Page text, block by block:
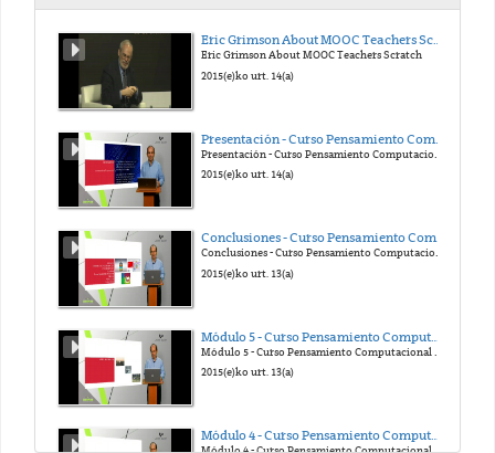
Eric Grimson About MOOC Teachers Scratch
Eric Grimson About MOOC Teachers Scratch
2015(e)ko urt. 14(a)
Presentación - Curso Pensamiento Computacional en la Escuela
2015(e)ko urt. 14(a)
Conclusiones - Curso Pensamiento Computacional en la Escuela
Conclusiones - Curso Pensamiento Computacional en la Escuela
2015(e)ko urt. 13(a)
Módulo 5 - Curso Pensamiento Computacional en la Escuela
2015(e)ko urt. 13(a)
Módulo 4 - Curso Pensamiento Computacional en la Escuela